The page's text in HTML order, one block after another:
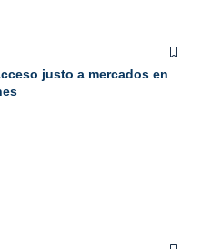
justo a mercados en